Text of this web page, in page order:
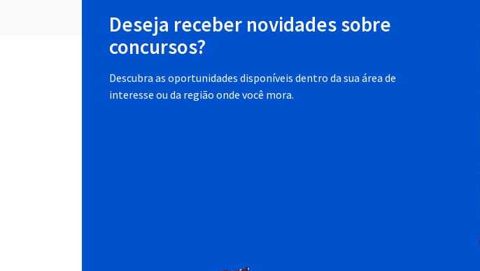
Deseja receber novidades sobre
concursos?
Descubra as oportunidades disponíveis dentro da sua área de
interesse ou da região onde você mora.